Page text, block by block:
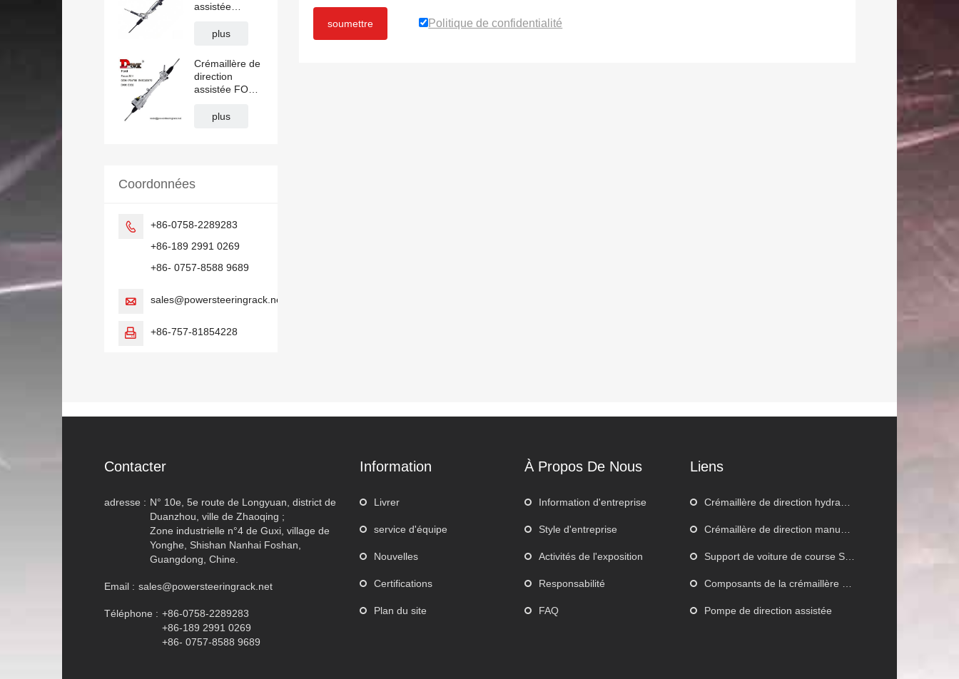
soumettre Politique de confidentialité
assistée
Transit V362
plus
Crémaillère de
direction
assistée FORD
E632 1754788
plus
Coordonnées

+86-0758-2289283
+86-189 2991 0269
+86- 0757-8588 9689
 sales@powersteeringrack.net
 +86-757-81854228
Contacter
adresse : N° 10e, 5e route de Longyuan, district de
Duanzhou, ville de Zhaoqing ;
Zone industrielle n°4 de Guxi, village de
Yonghe, Shishan Nanhai Foshan,
Guangdong, Chine.
Email : sales@powersteeringrack.net
Téléphone : +86-0758-2289283
+86-189 2991 0269
+86- 0757-8588 9689
Information
Livrer
service d'équipe
Nouvelles
Certifications
Plan du site
À Propos De Nous
Information d'entreprise
Style d'entreprise
Activités de l'exposition
Responsabilité
FAQ
Liens
Crémaillère de direction hydraulique
Crémaillère de direction manuelle
Support de voiture de course Steeing
Composants de la crémaillère de direction
Pompe de direction assistée